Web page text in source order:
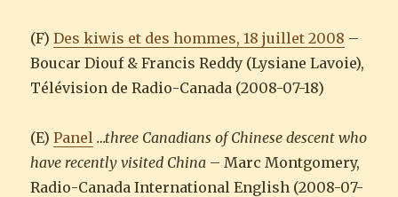
(F)Des kiwis et des hommes, 18 juillet 2008 –
Boucar Diouf & Francis Reddy (Lysiane Lavoie),
Télévision de Radio-Canada (2008-07-18)
(E)Panel …three Canadians of Chinese descent who
have recently visited China – Marc Montgomery,
Radio-Canada International English (2008-07-